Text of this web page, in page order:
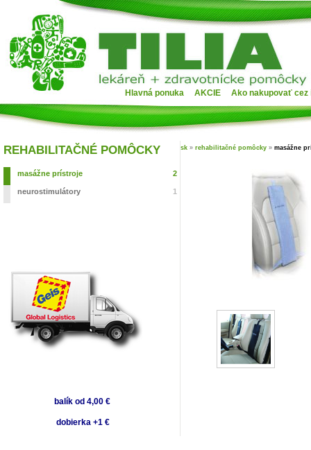
Hlavná ponuka AKCIE Ako nakupovať cez
sk » rehabilitačné pomôcky » masážne
REHABILITAČNÉ POMÔCKY
masážne prístroje 2
neurostimulátory 1
balík od 4,00 €
dobierka +1 €